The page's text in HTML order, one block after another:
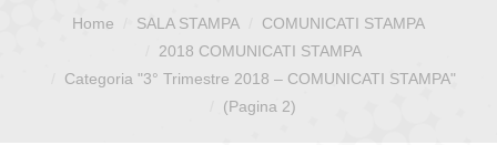
ISCRIZIONE E VANTAGGI
CONVENZIONI ISCRITTI
Sei qui:Home SALA STAMPA
COMUNICATI STAMPA
2018 COMUNICATI STAMPA
Categoria "3° Trimestre 2018 – COMUNICATI STAMPA"
(Pagina 2)